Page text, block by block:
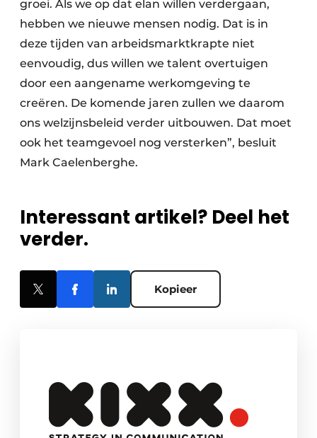
groei. Als we op dat elan willen verdergaan,
hebben we nieuwe mensen nodig. Dat is in
deze tijden van arbeidsmarktkrapte niet
eenvoudig, dus willen we talent overtuigen
door een aangename werkomgeving te
creëren. De komende jaren zullen we daarom
ons welzijnsbeleid verder uitbouwen. Dat moet
ook het teamgevoel nog versterken”, besluit
Mark Caelenberghe.
Interessant artikel? Deel het
verder.
Kopieer